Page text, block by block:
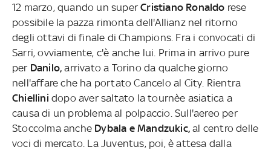
12 marzo, quando un super Cristiano Ronaldo rese
possibile la pazza rimonta dell'Allianz nel ritorno
degli ottavi di finale di Champions. Fra i convocati di
Sarri, ovviamente, c'è anche lui. Prima in arrivo pure
per Danilo, arrivato a Torino da qualche giorno
nell'affare che ha portato Cancelo al City. Rientra
Chiellini dopo aver saltato la tournèe asiatica a
causa di un problema al polpaccio. Sull'aereo per
Stoccolma anche Dybala e Mandzukic,al centro delle
voci di mercato. La Juventus, poi, è attesa dalla